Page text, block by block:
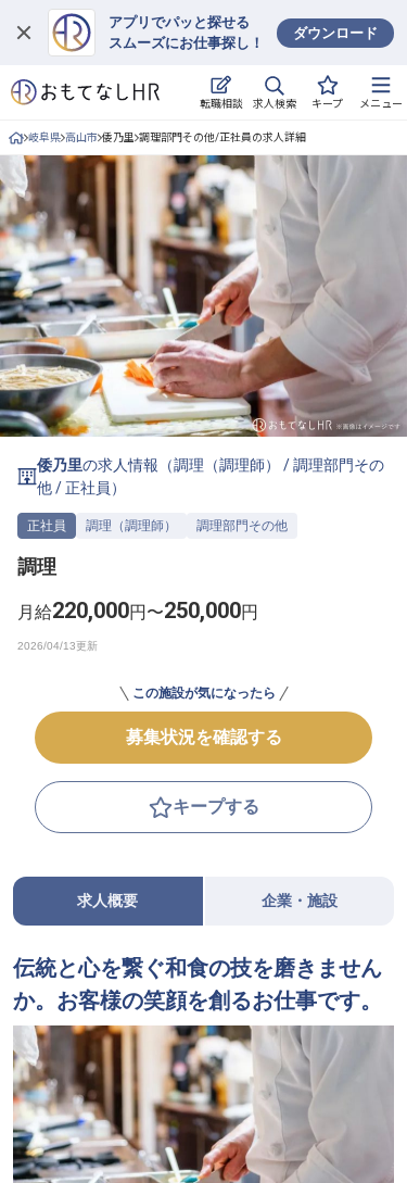
アプリでパッと探せる
スムーズにお仕事探し！
ダウンロード
転職相談 求人検索 キープ メニュー
ログイン
求人・施設を探す
就職・転職 合同説明会
おもてなしHRについて
ご利用の流れ
よくある質問
ホテル・宿泊業界情報コラム
無料 転職サポートに申し込む
岐阜県 高山市 倭乃里 調理部門その他/正社員の求人詳細
倭乃里の求人情報（調理（調理師） /調理部門その
他/正社員 ）
正社員 調理（調理師） 調理部門その他
調理
月給220,000円〜250,000円
この施設が気になったら
募集状況を確認する
キープする
求人概要 企業・施設
伝統と心を繋ぐ和食の技を磨きません
か。お客様の笑顔を創るお仕事です。